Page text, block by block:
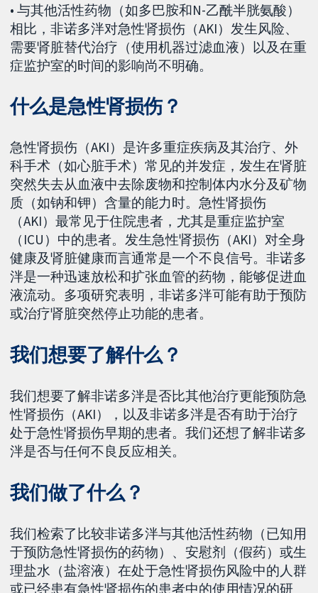
• 与其他活性药物（如多巴胺和N-乙酰半胱氨酸）
相比，非诺多泮对急性肾损伤（AKI）发生风险、
需要肾脏替代治疗（使用机器过滤血液）以及在重
症监护室的时间的影响尚不明确。
什么是急性肾损伤？
急性肾损伤（AKI）是许多重症疾病及其治疗、外
科手术（如心脏手术）常见的并发症，发生在肾脏
突然失去从血液中去除废物和控制体内水分及矿物
质（如钠和钾）含量的能力时。急性肾损伤
（AKI）最常见于住院患者，尤其是重症监护室
（ICU）中的患者。发生急性肾损伤（AKI）对全身
健康及肾脏健康而言通常是一个不良信号。非诺多
泮是一种迅速放松和扩张血管的药物，能够促进血
液流动。多项研究表明，非诺多泮可能有助于预防
或治疗肾脏突然停止功能的患者。
我们想要了解什么？
我们想要了解非诺多泮是否比其他治疗更能预防急
性肾损伤（AKI），以及非诺多泮是否有助于治疗
处于急性肾损伤早期的患者。我们还想了解非诺多
泮是否与任何不良反应相关。
我们做了什么？
我们检索了比较非诺多泮与其他活性药物（已知用
于预防急性肾损伤的药物）、安慰剂（假药）或生
理盐水（盐溶液）在处于急性肾损伤风险中的人群
或已经患有急性肾损伤的患者中的使用情况的研